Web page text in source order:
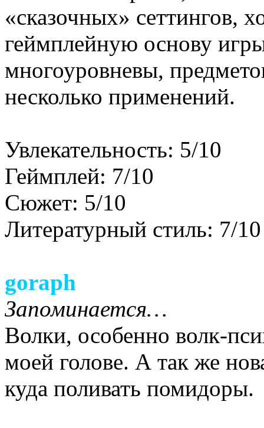
«сказочных» сеттингов,
геймплейную основу
многоуровневы,
несколько применений.
Увлекательность: 5/10
Геймплей: 7/10
Сюжет: 5/10
Литературный стиль: 7/10
goraph
Запоминается…
Волки, особенно волк-
моей голове. А так же
куда поливать помидоры.